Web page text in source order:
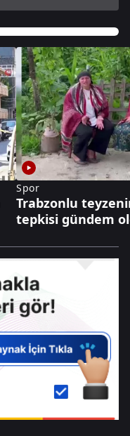
Spor
Trabzonlu
tepkisi gündem